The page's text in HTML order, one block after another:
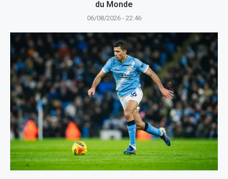
du Monde
06/08/2026 - 22:46